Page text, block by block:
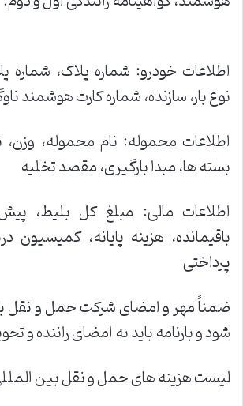
اطلاعات خودرو: شماره پلاک، شماره
نوع بار، سازنده، شماره کارت هوشمند
اطلاعات محموله: نام محموله، وزن،
بسته ها، مبدا بارگیری، مقصد تخلیه
اطلاعات مالی: مبلغ کل بلیط،
باقیمانده، هزینه پایانه، کمیسیون
پرداختی
ضمناً مهر و امضای شرکت حمل و نقل
شود و بارنامه باید به امضای راننده و
لیست هزینه های حمل و نقل بین